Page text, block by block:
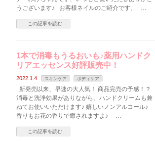
うございます♪ お客様ネイルのご紹介です。 …
この記事を読む
1本で消毒もうるおいも♪薬用ハンドク
リアエッセンス好評販売中！
2022.1.4 スキンケア ボディケア
新発売以来、早速の大人気！ 商品完売の予感！？
消毒と洗浄効果がありながら、ハンドクリームも兼
ねてお使いいただけます♪ 嬉しいノンアルコール♪
香りもお花の香りで癒されますよ♪ …
この記事を読む